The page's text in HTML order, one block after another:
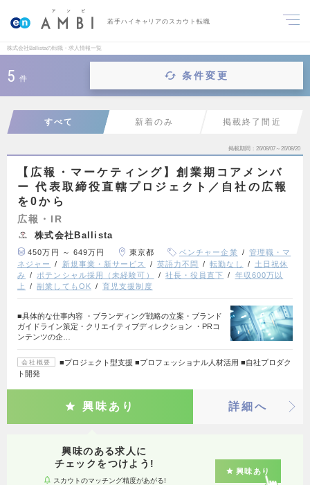
若手ハイキャリアのスカウト転職
株式会社Ballistaの転職・求人情報一覧
5 件 条件変更
すべて 新着のみ 掲載終了間近
掲載期間 26/08/07～26/08/20
【広報・マーケティング】創業期コアメンバ
ー 代表取締役直轄プロジェクト／自社の広報
を0から
広報・IR
株式会社Ballista
450万円 ～ 649万円 東京都 ベンチャー企業
管理職・マ
ネジャー
新規事業・新サービス 英語力不問 転勤なし
土日祝休
み
ポテンシャル採用（未経験可） 社長・役員直下
年収600万以
上
副業してもOK 育児支援制度
■具体的な仕事内容 ・ブランディング戦略の立案・ブランド
ガイドライン策定・クリエイティブディレクション ・PRコ
ンテンツの企…
会社概要
■プロジェクト型支援 ■プロフェッショナル人材活用 ■自社プロダク
ト開発
興味あり 詳細へ
興味のある求人に
チェックをつけよう!
スカウトのマッチング精度があがる!
興味あり